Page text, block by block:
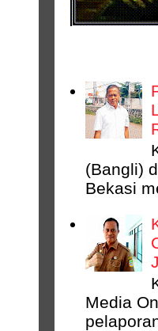
(Bangli)
Bekasi
Media